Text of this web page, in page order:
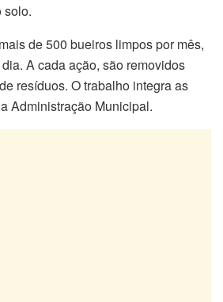
solo.
de 500 bueiros limpos por mês,
A cada ação, são removidos
resíduos. O trabalho integra as
Administração Municipal.